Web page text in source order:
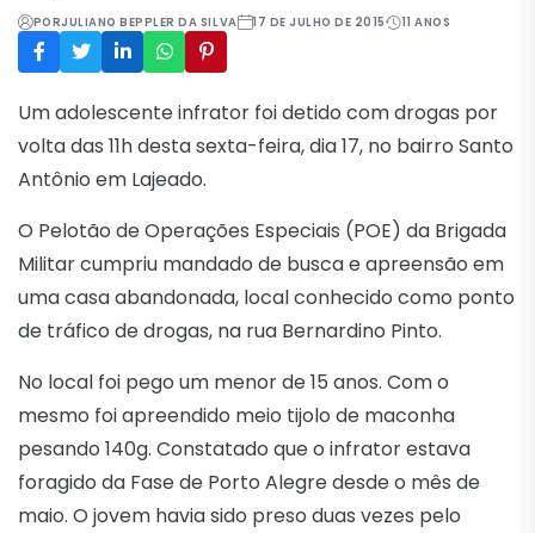
PORJULIANO BEPPLER DA SILVA 17 DE JULHO DE 2015 11 ANOS
Um adolescente infrator foi detido com drogas por
volta das 11h desta sexta-feira, dia 17, no bairro Santo
Antônio em Lajeado.
O Pelotão de Operações Especiais (POE) da Brigada
Militar cumpriu mandado de busca e apreensão em
uma casa abandonada, local conhecido como ponto
de tráfico de drogas, na rua Bernardino Pinto.
No local foi pego um menor de 15 anos. Com o
mesmo foi apreendido meio tijolo de maconha
pesando 140g. Constatado que o infrator estava
foragido da Fase de Porto Alegre desde o mês de
maio. O jovem havia sido preso duas vezes pelo